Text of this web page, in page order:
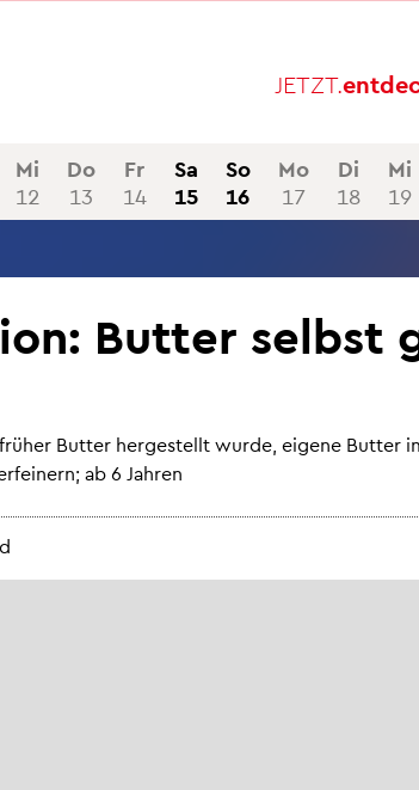
JETZT.
Mi
12
Do
13
Fr
14
Sa
15
So
16
Mo
17
Di
18
Mi
19
But­ter selbst
But­ter her­ge­stellt wurde, ei­ge­ne But­ter
ab 6 Jah­ren